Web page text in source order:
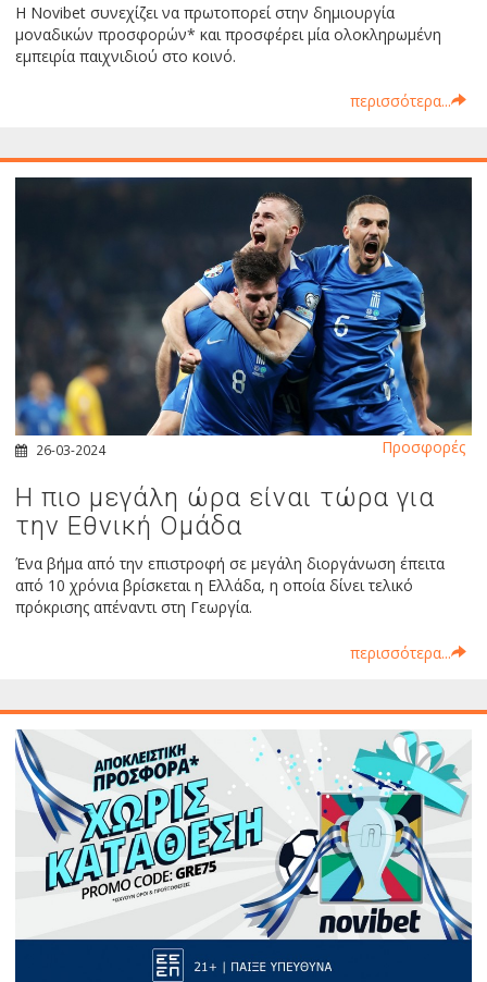
Η Novibet συνεχίζει να πρωτοπορεί στην δημιουργία
μοναδικών προσφορών* και προσφέρει μία ολοκληρωμένη
εμπειρία παιχνιδιού στο κοινό.
περισσότερα...
26-03-2024
Η πιο μεγάλη ώρα είναι τώρα για
την Εθνική Ομάδα
Ένα βήμα από την επιστροφή σε μεγάλη διοργάνωση έπειτα
από 10 χρόνια βρίσκεται η Ελλάδα, η οποία δίνει τελικό
πρόκρισης απέναντι στη Γεωργία.
περισσότερα...
Προσφορές